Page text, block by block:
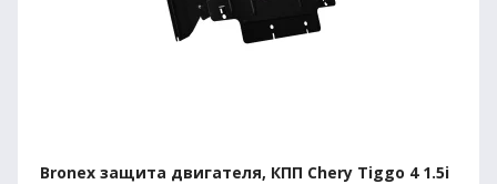
Bronex защита двигателя, КПП Chery Tiggo 4 1.5i